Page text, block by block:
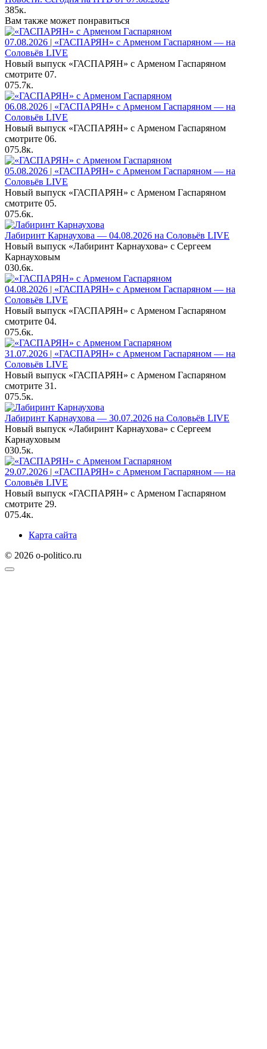
385к.
Вам также может понравиться
07.08.2026 | «ГАСПАРЯН» с Арменом Гаспаряном — на
Соловьёв LIVE
Новый выпуск «ГАСПАРЯН» с Арменом Гаспаряном
смотрите 07.
075.7к.
06.08.2026 | «ГАСПАРЯН» с Арменом Гаспаряном — на
Соловьёв LIVE
Новый выпуск «ГАСПАРЯН» с Арменом Гаспаряном
смотрите 06.
075.8к.
05.08.2026 | «ГАСПАРЯН» с Арменом Гаспаряном — на
Соловьёв LIVE
Новый выпуск «ГАСПАРЯН» с Арменом Гаспаряном
смотрите 05.
075.6к.
Лабиринт Карнаухова — 04.08.2026 на Соловьёв LIVE
Новый выпуск «Лабиринт Карнаухова» с Сергеем
Карнауховым
030.6к.
04.08.2026 | «ГАСПАРЯН» с Арменом Гаспаряном — на
Соловьёв LIVE
Новый выпуск «ГАСПАРЯН» с Арменом Гаспаряном
смотрите 04.
075.6к.
31.07.2026 | «ГАСПАРЯН» с Арменом Гаспаряном — на
Соловьёв LIVE
Новый выпуск «ГАСПАРЯН» с Арменом Гаспаряном
смотрите 31.
075.5к.
Лабиринт Карнаухова — 30.07.2026 на Соловьёв LIVE
Новый выпуск «Лабиринт Карнаухова» с Сергеем
Карнауховым
030.5к.
29.07.2026 | «ГАСПАРЯН» с Арменом Гаспаряном — на
Соловьёв LIVE
Новый выпуск «ГАСПАРЯН» с Арменом Гаспаряном
смотрите 29.
075.4к.
Карта сайта
© 2026 o-politico.ru